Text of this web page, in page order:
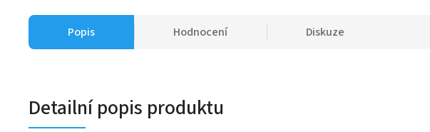
Popis Hodnocení Diskuze
Detailní popis produktu